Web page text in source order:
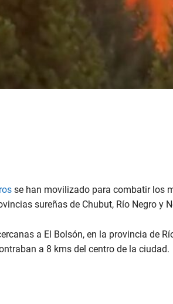
se han movilizado para combatir los
sureñas de Chubut, Río Negro y
a El Bolsón, en la provincia de
a 8 kms del centro de la ciudad.